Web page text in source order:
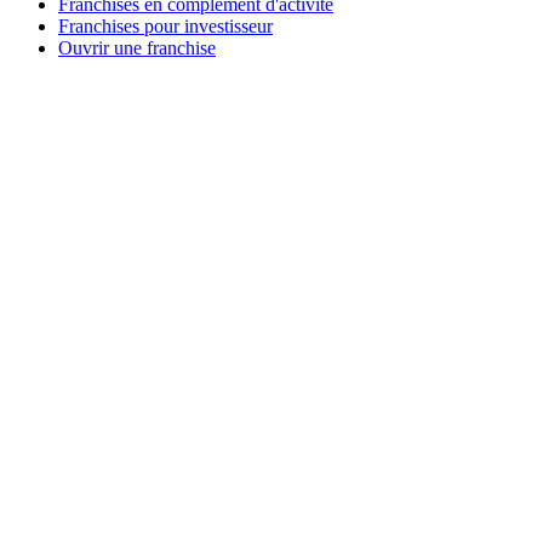
Franchises en complément d'activité
Franchises pour investisseur
Ouvrir une franchise